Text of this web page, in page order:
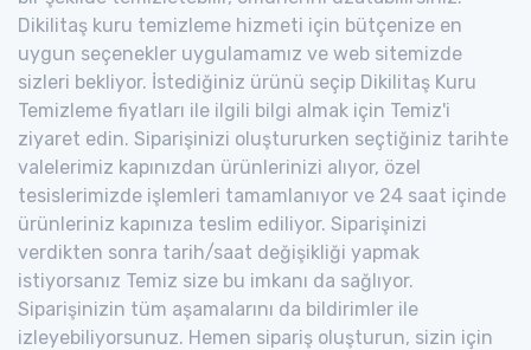
Dikilitaş kuru temizleme hizmeti için bütçenize en
uygun seçenekler uygulamamız ve web sitemizde
sizleri bekliyor. İstediğiniz ürünü seçip Dikilitaş Kuru
Temizleme fiyatları ile ilgili bilgi almak için Temiz'i
ziyaret edin. Siparişinizi oluştururken seçtiğiniz tarihte
valelerimiz kapınızdan ürünlerinizi alıyor, özel
tesislerimizde işlemleri tamamlanıyor ve 24 saat içinde
ürünleriniz kapınıza teslim ediliyor. Siparişinizi
verdikten sonra tarih/saat değişikliği yapmak
istiyorsanız Temiz size bu imkanı da sağlıyor.
Siparişinizin tüm aşamalarını da bildirimler ile
izleyebiliyorsunuz. Hemen sipariş oluşturun, sizin için